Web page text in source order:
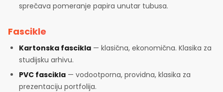
sprečava pomeranje papira unutar tubusa.
Fascikle
Kartonska fascikla — klasična, ekonomična. Klasika za
studijsku arhivu.
PVC fascikla — vodootporna, providna, klasika za
prezentaciju portfolija.